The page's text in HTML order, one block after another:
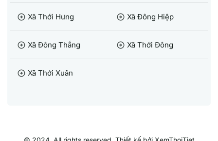
arrow_circle_right Xã Thới Hưng arrow_circle_right Xã Đông Hiệp
arrow_circle_right Xã Đông Thắng arrow_circle_right Xã Thới Đông
arrow_circle_right Xã Thới Xuân